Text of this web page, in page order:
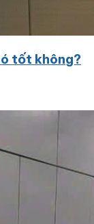
tốt không?